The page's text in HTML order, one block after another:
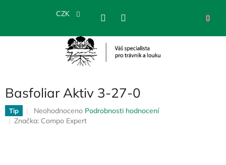
CZK
Basfoliar Aktiv 3-27-0
Tip
Průměrné
hodnocení
Neohodnoceno Podrobnosti hodnocení
Značka: Compo Expert